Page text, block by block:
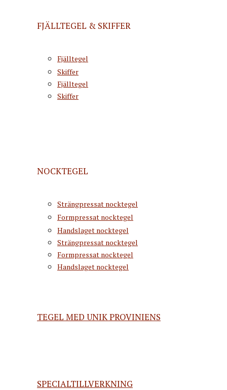
FJÄLLTEGEL & SKIFFER
Fjälltegel
Skiffer
Fjälltegel
Skiffer
NOCKTEGEL
Strängpressat nocktegel
Formpressat nocktegel
Handslaget nocktegel
Strängpressat nocktegel
Formpressat nocktegel
Handslaget nocktegel
TEGEL MED UNIK PROVINIENS
SPECIALTILLVERKNING